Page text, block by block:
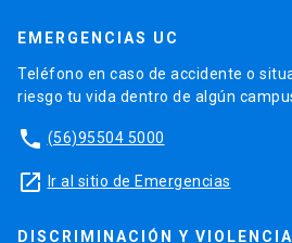
EMERGENCIAS UC
Teléfono en caso de accidente o
riesgo tu vida dentro de algún
phone (56)95504 5000
launch Ir al sitio de Emergencias
DISCRIMINACIÓN Y VIOLENCIA